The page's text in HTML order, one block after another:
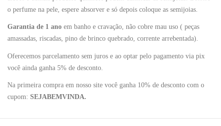
o perfume na pele, espere absorver e só depois coloque as semijoias.
Garantia de 1 ano em banho e cravação, não cobre mau uso ( peças
amassadas, riscadas, pino de brinco quebrado, corrente arrebentada).
Oferecemos parcelamento sem juros e ao optar pelo pagamento via pix
você ainda ganha 5% de desconto.
Na primeira compra em nosso site você ganha 10% de desconto com o
cupom: SEJABEMVINDA.